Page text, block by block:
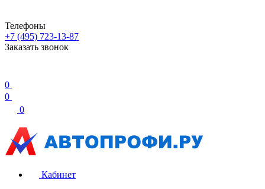
Телефоны
+7 (495) 723-13-87
Заказать звонок
0
0
0
Кабинет